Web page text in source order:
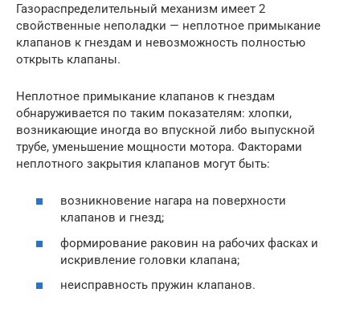
Газораспределительный механизм имеет 2
свойственные неполадки — неплотное примыкание
клапанов к гнездам и невозможность полностью
открыть клапаны.
Неплотное примыкание клапанов к гнездам
обнаруживается по таким показателям: хлопки,
возникающие иногда во впускной либо выпускной
трубе, уменьшение мощности мотора. Факторами
неплотного закрытия клапанов могут быть:
возникновение нагара на поверхности
клапанов и гнезд;
формирование раковин на рабочих фасках и
искривление головки клапана;
неисправность пружин клапанов.